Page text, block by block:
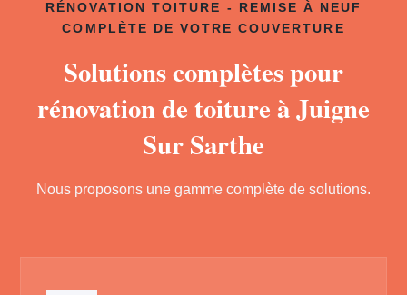
RÉNOVATION TOITURE - REMISE À NEUF
COMPLÈTE DE VOTRE COUVERTURE
Solutions complètes pour
rénovation de toiture à Juigne
Sur Sarthe
Nous proposons une gamme complète de solutions.